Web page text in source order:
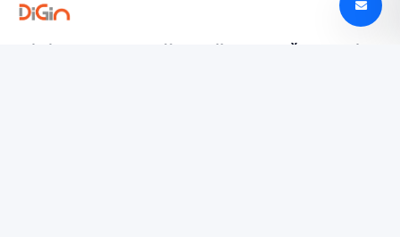
Digin - Technologijų naujienos, apžvalgos ir